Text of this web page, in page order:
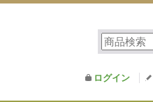
ログイン